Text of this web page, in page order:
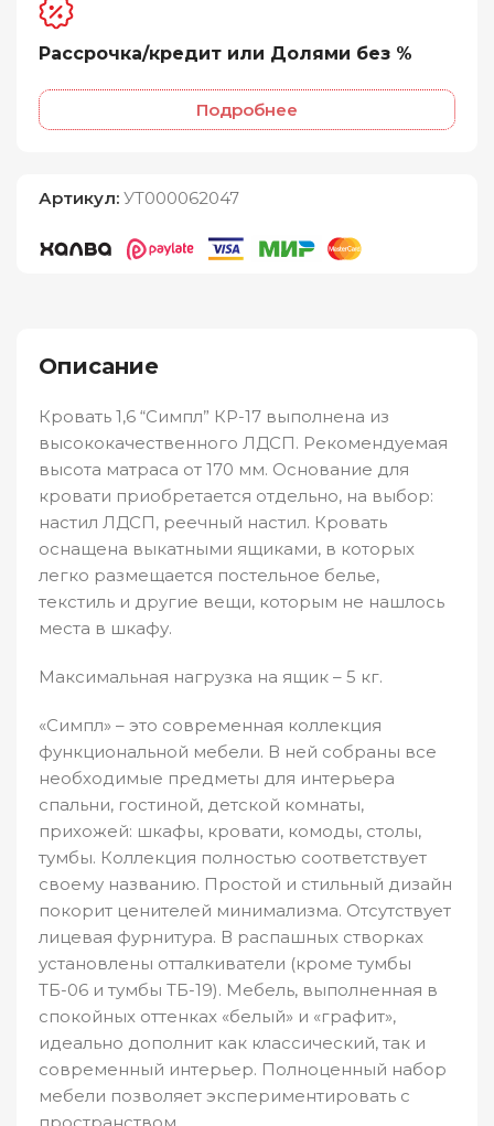
Рассрочка/кредит или Долями без %
Подробнее
Артикул:УТ000062047
Описание
Кровать 1,6 “Симпл” КР-17 выполнена из
высококачественного ЛДСП. Рекомендуемая
высота матраса от 170 мм. Основание для
кровати приобретается отдельно, на выбор:
настил ЛДСП, реечный настил. Кровать
оснащена выкатными ящиками, в которых
легко размещается постельное белье,
текстиль и другие вещи, которым не нашлось
места в шкафу.
Максимальная нагрузка на ящик – 5 кг.
«Симпл» – это современная коллекция
функциональной мебели. В ней собраны все
необходимые предметы для интерьера
спальни, гостиной, детской комнаты,
прихожей: шкафы, кровати, комоды, столы,
тумбы. Коллекция полностью соответствует
своему названию. Простой и стильный дизайн
покорит ценителей минимализма. Отсутствует
лицевая фурнитура. В распашных створках
установлены отталкиватели (кроме тумбы
ТБ-06 и тумбы ТБ-19). Мебель, выполненная в
спокойных оттенках «белый» и «графит»,
идеально дополнит как классический, так и
современный интерьер. Полноценный набор
мебели позволяет экспериментировать с